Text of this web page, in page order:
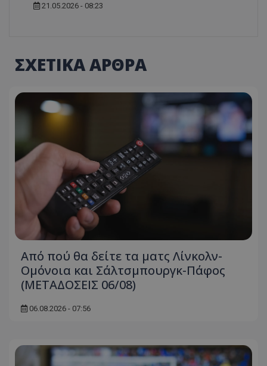
21.05.2026 - 08:23
ΣΧΕΤΙΚΑ ΑΡΘΡΑ
Από πού θα δείτε τα ματς Λίνκολν-
Ομόνοια και Σάλτσμπουργκ-Πάφος
(ΜΕΤΑΔΟΣΕΙΣ 06/08)
06.08.2026 - 07:56